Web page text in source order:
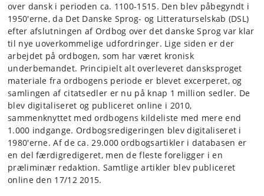
over dansk i perioden ca. 1100-1515. Den blev påbegyndt i
1950'erne, da Det Danske Sprog- og Litteraturselskab (DSL)
efter afslutningen af Ordbog over det danske Sprog var klar
til nye uoverkommelige udfordringer. Lige siden er der
arbejdet på ordbogen, som har været kronisk
underbemandet. Principielt alt overleveret dansksproget
materiale fra ordbogens periode er blevet excerperet, og
samlingen af citatsedler er nu på knap 1 million sedler. De
blev digitaliseret og publiceret online i 2010,
sammenknyttet med ordbogens kildeliste med mere end
1.000 indgange. Ordbogsredigeringen blev digitaliseret i
1980'erne. Af de ca. 29.000 ordbogsartikler i databasen er
en del færdigredigeret, men de fleste foreligger i en
præliminær redaktion. Samtlige artikler blev publiceret
online den 17/12 2015.